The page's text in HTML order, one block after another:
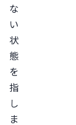
な
い
状
態
を
指
し
ま